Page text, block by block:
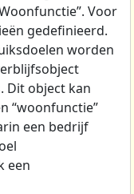
Voor
gedefinieerd.
worden
Dit object kan
“woonfunctie”
een bedrijf
een